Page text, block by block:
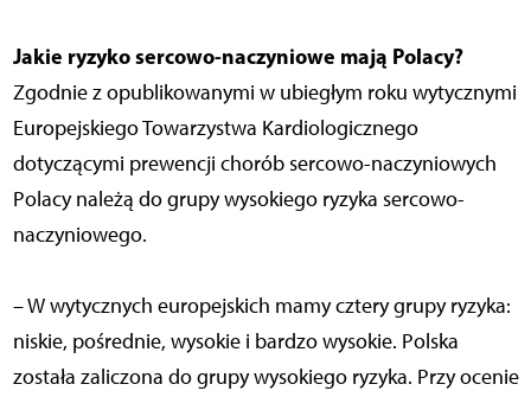
Jakie ryzyko sercowo-naczyniowe mają Polacy?
Zgodnie z opublikowanymi w ubiegłym roku wytycznymi
Europejskiego Towarzystwa Kardiologicznego
dotyczącymi prewencji chorób sercowo-naczyniowych
Polacy należą do grupy wysokiego ryzyka sercowo-
naczyniowego.
– W wytycznych europejskich mamy cztery grupy ryzyka:
niskie, pośrednie, wysokie i bardzo wysokie. Polska
została zaliczona do grupy wysokiego ryzyka. Przy ocenie